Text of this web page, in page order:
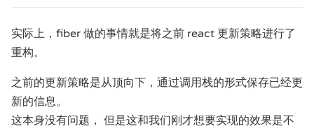
实际上，fiber 做的事情就是将之前 react 更新策略进行了
重构。
之前的更新策略是从顶向下，通过调用栈的形式保存已经更
新的信息。
这本身没有问题， 但是这和我们刚才想要实现的效果是不